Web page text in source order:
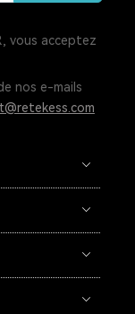
FENÊTRE
vous acceptez
nos e-mails